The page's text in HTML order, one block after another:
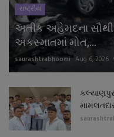
ગુનાખોરી
બોલિવૂડ
સ્વાસ્થ્ય
રાષ્ટ્રીય
અતીક અહેમદના સૌથી
અકસ્માતમાં મોત,...
saurashtrabhoomi Aug 6, 2026